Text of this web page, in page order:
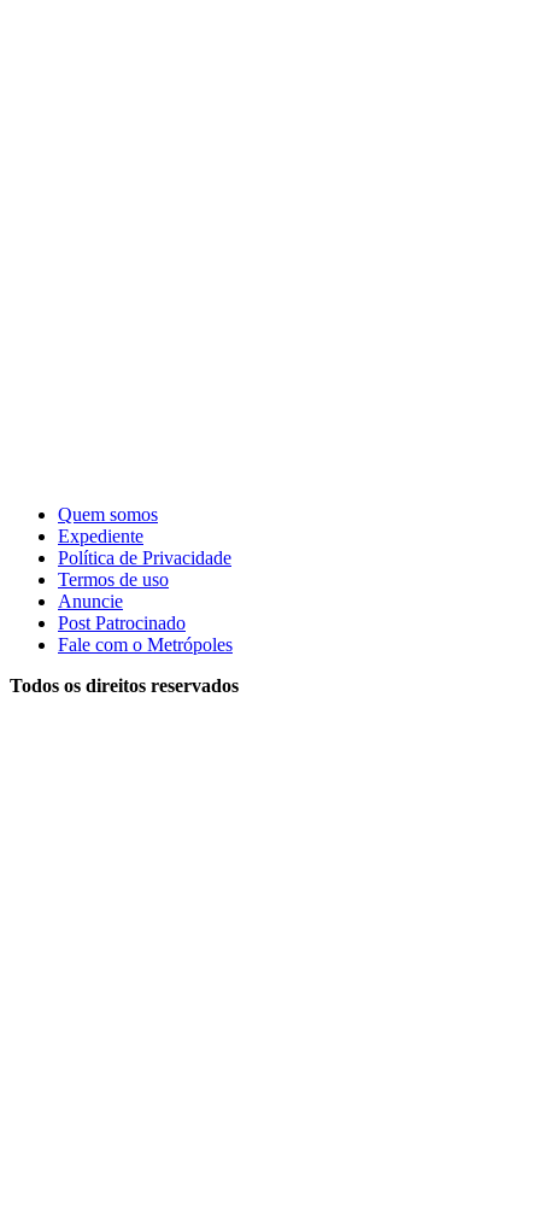
Quem somos
Expediente
Política de Privacidade
Termos de uso
Anuncie
Post Patrocinado
Fale com o Metrópoles
Todos os direitos reservados